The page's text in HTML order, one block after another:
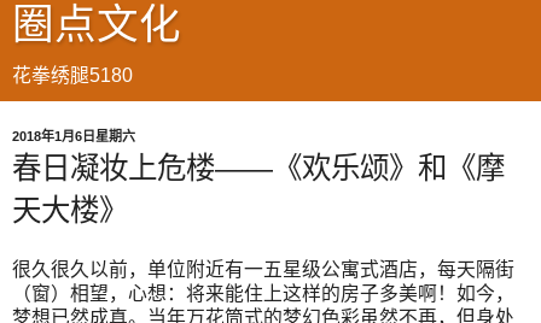
圈点文化
花拳绣腿5180
2018年1月6日星期六
春日凝妆上危楼——《欢乐颂》和《摩
天大楼》
很久很久以前，单位附近有一五星级公寓式酒店，每天隔街
（窗）相望，心想：将来能住上这样的房子多美啊！如今，
梦想已然成真。当年万花筒式的梦幻色彩虽然不再，但身处